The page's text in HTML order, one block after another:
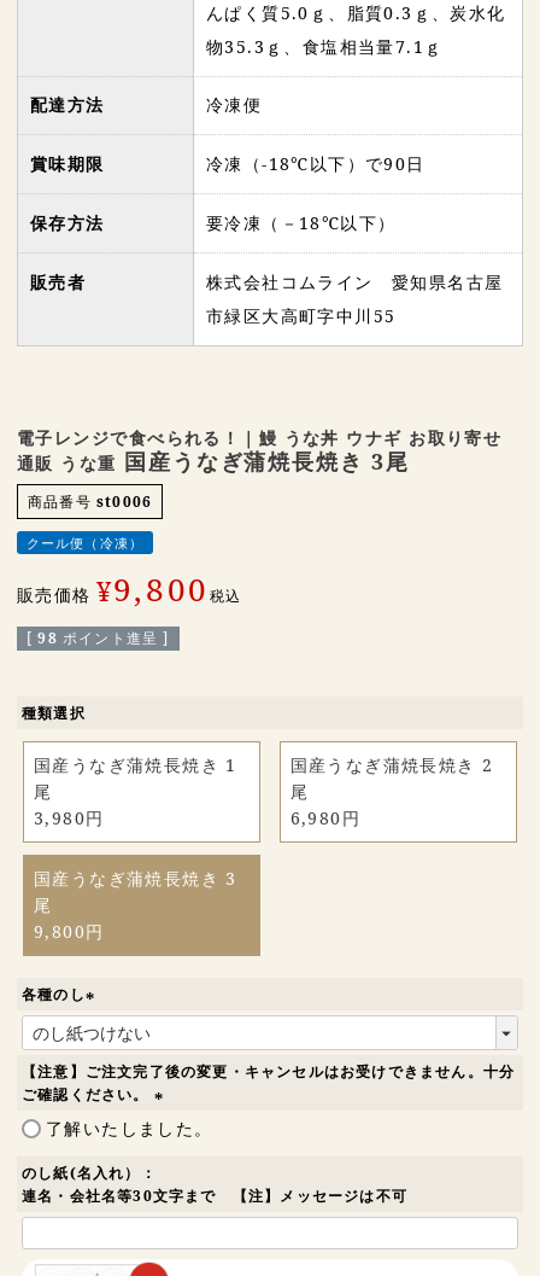
んぱく質5.0ｇ、脂質0.3ｇ、炭水化
物35.3ｇ、食塩相当量7.1ｇ
配達方法 冷凍便
賞味期限 冷凍（-18℃以下）で90日
保存方法 要冷凍（－18℃以下）
販売者
株式会社コムライン 愛知県名古屋
市緑区大高町字中川55
電子レンジで食べられる！｜鰻 うな丼 ウナギ お取り寄せ
通販 うな重 国産うなぎ蒲焼長焼き 3尾
商品番号 st0006
クール便（冷凍）
販売価格 ¥9,800 税込
[ 98 ポイント進呈 ]
種類選択
国産うなぎ蒲焼長焼き 1
尾
3,980円
国産うなぎ蒲焼長焼き 2
尾
6,980円
国産うなぎ蒲焼長焼き 3
尾
9,800円
各種のし
(
必
須
)
【注意】ご注文完了後の変更・キャンセルはお受けできません。十分
ご確認ください。
(
)
了解いたしました。
のし紙(名入れ）：
連名・会社名等30文字まで 【注】メッセージは不可